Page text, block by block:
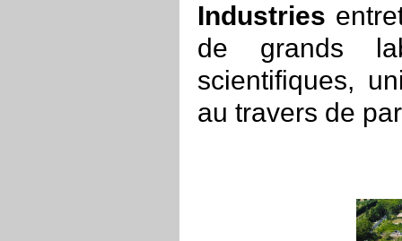
Industries
de grands
scientifiques,
au travers de